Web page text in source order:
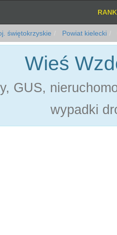
świętokrzyskie Powiat kielecki
Wieś
GUS,
wypadki